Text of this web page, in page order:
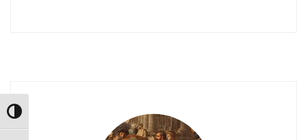
Alternar alto contraste